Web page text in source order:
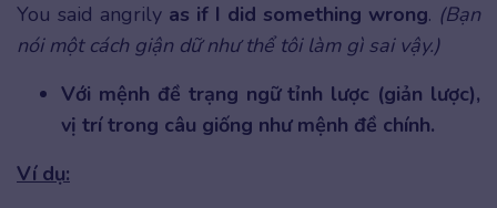
You said angrily as if I did something wrong. (Bạn
nói một cách giận dữ như thể tôi làm gì sai vậy.)
Với mệnh đề trạng ngữ tỉnh lược (giản lược),
vị trí trong câu giống như mệnh đề chính.
Ví dụ: